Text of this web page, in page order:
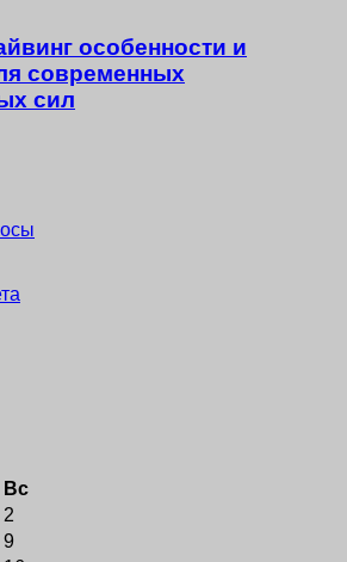
особенности и
современных
сил
Вс
2
9